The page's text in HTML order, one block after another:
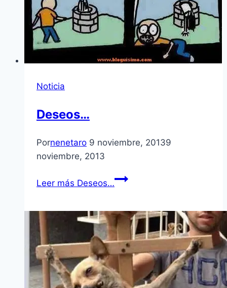
Noticia
Deseos…
Pornenetaro 9 noviembre, 20139
noviembre, 2013
Leer más Deseos…